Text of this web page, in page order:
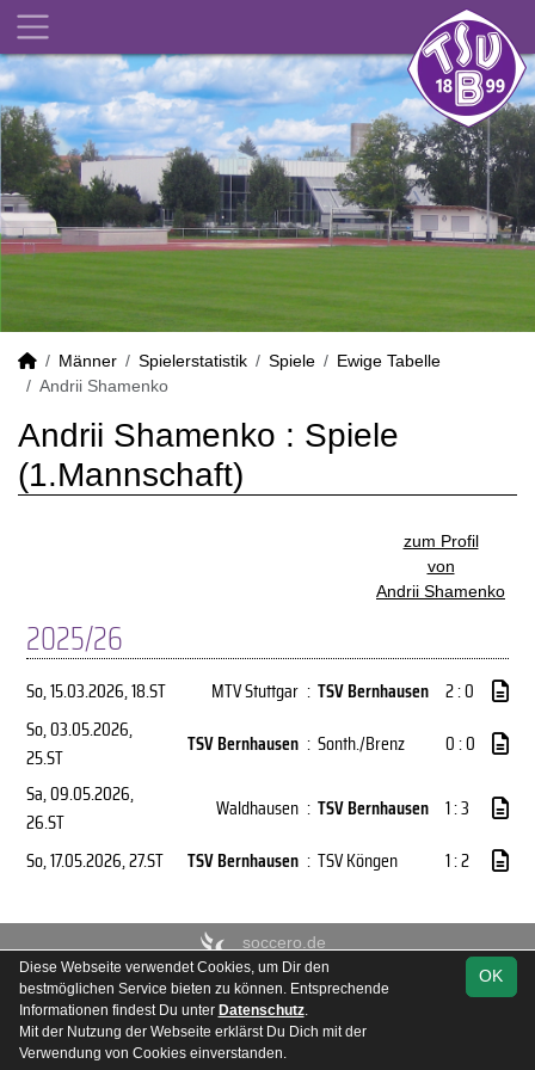
Männer Spielerstatistik Spiele
Ewige Tabelle
Andrii Shamenko
Andrii Shamenko : Spiele
(1.Mannschaft)
zum Profil
von
Andrii Shamenko
2025/26
So, 15.03.2026, 18.ST MTV Stuttgar : TSV Bernhausen 2 : 0
So, 03.05.2026,
25.ST
TSV Bernhausen : Sonth./Brenz
0 : 0
Sa, 09.05.2026,
26.ST
Waldhausen : TSV Bernhausen 1 : 3
So, 17.05.2026, 27.ST TSV Bernhausen : TSV Köngen 1 : 2
soccero.de
© 2006 - 2026
Besucherstatistik Kontakt Impressum
Geburtstage
Datenschutz
OK
Diese Webseite verwendet Cookies, um Dir den
bestmöglichen Service bieten zu können. Entsprechende
Informationen findest Du unter Datenschutz.
Mit der Nutzung der Webseite erklärst Du Dich mit der
Verwendung von Cookies einverstanden.